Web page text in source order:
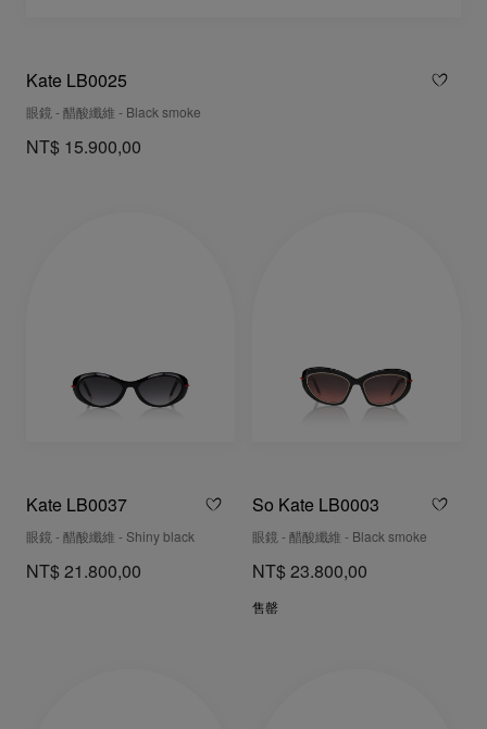
Kate LB0025
眼鏡 - 醋酸纖維 - Black smoke
NT$ 15.900,00
Kate LB0037
眼鏡 - 醋酸纖維 - Shiny black
NT$ 21.800,00
So Kate LB0003
眼鏡 - 醋酸纖維 - Black smoke
NT$ 23.800,00
售罄